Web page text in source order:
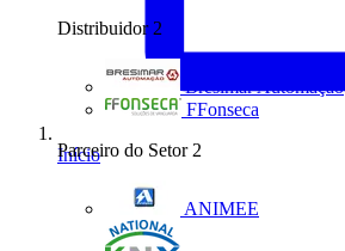
Distribuidor 2
Bresimar Automação
FFonseca
Parceiro do Setor 2
ANIMEE
Início